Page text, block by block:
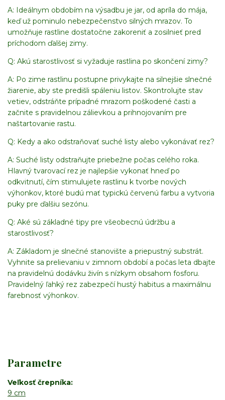
A: Ideálnym obdobím na výsadbu je jar, od apríla do mája,
keď už pominulo nebezpečenstvo silných mrazov. To
umožňuje rastline dostatočne zakoreniť a zosilnieť pred
príchodom ďalšej zimy.
Q: Akú starostlivosť si vyžaduje rastlina po skončení zimy?
A: Po zime rastlinu postupne privykajte na silnejšie slnečné
žiarenie, aby ste predišli spáleniu listov. Skontrolujte stav
vetiev, odstráňte prípadné mrazom poškodené časti a
začnite s pravidelnou zálievkou a prihnojovaním pre
naštartovanie rastu.
Q: Kedy a ako odstraňovať suché listy alebo vykonávať rez?
A: Suché listy odstraňujte priebežne počas celého roka.
Hlavný tvarovací rez je najlepšie vykonať hneď po
odkvitnutí, čím stimulujete rastlinu k tvorbe nových
výhonkov, ktoré budú mať typickú červenú farbu a vytvoria
puky pre ďalšiu sezónu.
Q: Aké sú základné tipy pre všeobecnú údržbu a
starostlivosť?
A: Základom je slnečné stanovište a priepustný substrát.
Vyhnite sa prelievaniu v zimnom období a počas leta dbajte
na pravidelnú dodávku živín s nízkym obsahom fosforu.
Pravidelný ľahký rez zabezpečí hustý habitus a maximálnu
farebnosť výhonkov.
Parametre
Veľkosť črepníka
9 cm